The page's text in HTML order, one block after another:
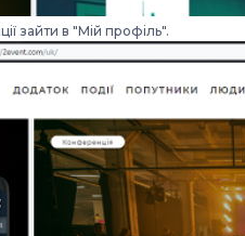
зайти в "Мій профіль".